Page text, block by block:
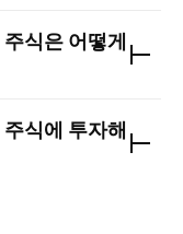
주식은 어떻게
주식에 투자해